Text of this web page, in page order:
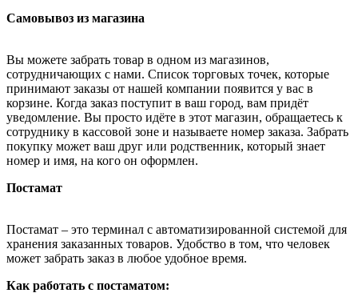
Самовывоз из магазина
Вы можете забрать товар в одном из магазинов,
сотрудничающих с нами. Список торговых точек, которые
принимают заказы от нашей компании появится у вас в
корзине. Когда заказ поступит в ваш город, вам придёт
уведомление. Вы просто идёте в этот магазин, обращаетесь к
сотруднику в кассовой зоне и называете номер заказа. Забрать
покупку может ваш друг или родственник, который знает
номер и имя, на кого он оформлен.
Постамат
Постамат – это терминал с автоматизированной системой для
хранения заказанных товаров. Удобство в том, что человек
может забрать заказ в любое удобное время.
Как работать с постаматом: